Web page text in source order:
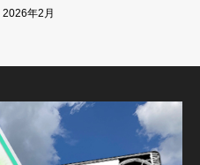
2026年2月